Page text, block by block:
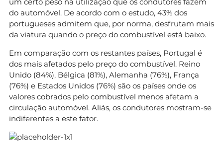
do automóvel. De acordo com o estudo, 43% dos
portugueses admitem que, por norma, desfrutam mais
da viatura quando o preço do combustível está baixo.
Em comparação com os restantes países, Portugal é
dos mais afetados pelo preço do combustível. Reino
Unido (84%), Bélgica (81%), Alemanha (76%), França
(76%) e Estados Unidos (76%) são os países onde os
valores cobrados pelo combustível menos afetam a
circulação automóvel. Aliás, os condutores mostram-se
indiferentes a este fator.